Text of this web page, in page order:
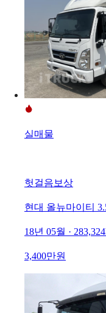
실매물
헛걸음보상
현대 올뉴마이티
18년 05월 ·
3,400만원